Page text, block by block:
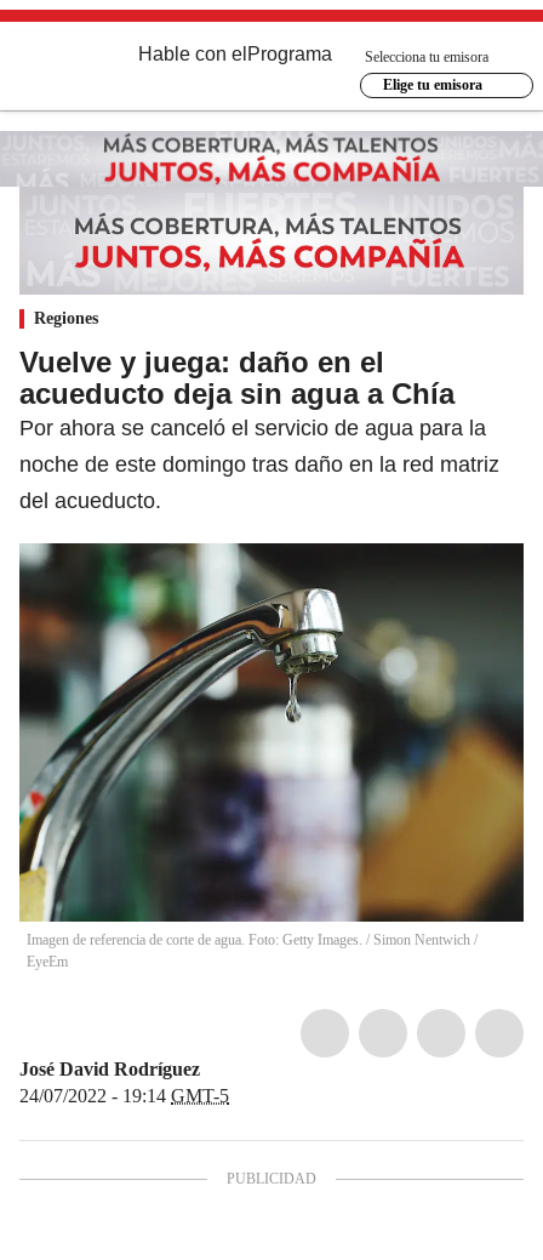
Hable con el Programa
Selecciona tu emisora
Elige tu emisora
Regiones
Vuelve y juega: daño en el
acueducto deja sin agua a Chía
Por ahora se canceló el servicio de agua para la
noche de este domingo tras daño en la red matriz
del acueducto.
Imagen de referencia de corte de agua. Foto: Getty Images. / Simon Nentwich /
EyeEm
José David Rodríguez
24/07/2022 - 19:14 GMT-5